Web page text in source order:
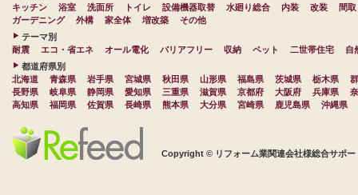
キッチン
浴室 洗面所 トイレ 設備機器取替 水廻り総合 内装 改装
間
ガーデニング
外構 家全体 増改築
その他
テーマ別
耐震
エコ・省エネ オール電化 バリアフリー 収納 ペット 二世帯住宅
自
都道府県別
北海道
青森県 岩手県 宮城県 秋田県 山形県 福島県 茨城県 栃木県
長野県
岐阜県 静岡県 愛知県 三重県 滋賀県 京都府 大阪府 兵庫県
高知県
福岡県 佐賀県 長崎県 熊本県 大分県 宮崎県 鹿児島県 沖縄県
Copyright © リフォーム業関連会社様総合サポ